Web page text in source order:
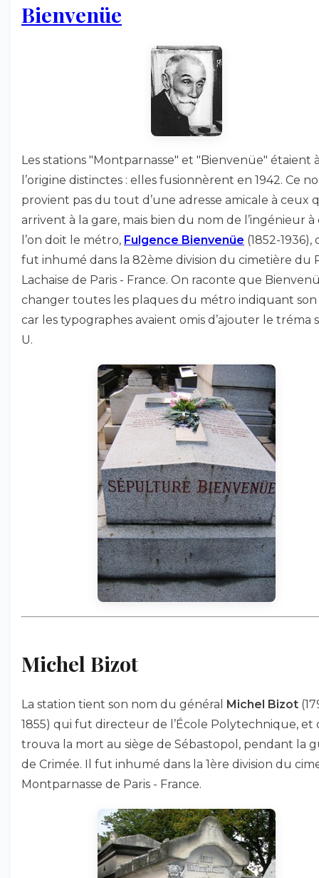
Bienvenüe
Les stations "Montparnasse" et "Bienvenüe" étaient
l’origine distinctes : elles fusionnèrent en 1942. Ce
provient pas du tout d’une adresse amicale à ceux
arrivent à la gare, mais bien du nom de l’ingénieur à
l’on doit le métro, Fulgence Bienvenüe (1852-1936),
fut inhumé dans la 82ème division du cimetière du
Lachaise de Paris - France. On raconte que
changer toutes les plaques du métro indiquant son
car les typographes avaient omis d’ajouter le tréma
U.
Michel Bizot
La station tient son nom du général Michel Bizot
1855) qui fut directeur de l’École Polytechnique, et
trouva la mort au siège de Sébastopol, pendant la
de Crimée. Il fut inhumé dans la 1ère division du
Montparnasse de Paris - France.